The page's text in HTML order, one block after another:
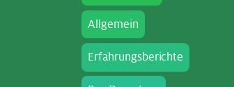
Allgemein
Erfahrungsberichte